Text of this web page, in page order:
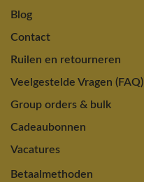
Blog
Contact
Ruilen en retourneren
Veelgestelde Vragen (FAQ)
Group orders & bulk
Cadeaubonnen
Vacatures
Betaalmethoden